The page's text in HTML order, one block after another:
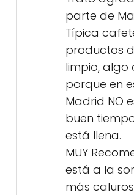
parte de
Típica
productos
limpio, algo
porque en
Madrid NO
buen
está llena.
MUY
está a la
más